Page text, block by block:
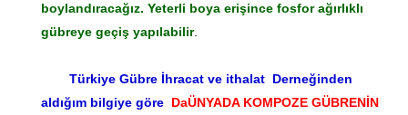
boylandıracağız. Yeterli boya erişince fosfor ağırlıklı
gübreye geçiş yapılabilir.
Türkiye Gübre İhracat ve ithalat Derneğinden
aldığım bilgiye göre DaÜNYADA KOMPOZE GÜBRENİN